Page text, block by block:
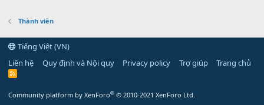
Thành viên
Tiếng Việt (VN)
Liên hệ
Quy định và Nội quy Privacy policy Trợ giúp Trang chủ
R
Community platform by XenForo® © 2010-2021 XenForo Ltd.